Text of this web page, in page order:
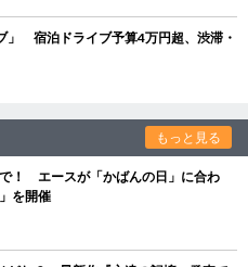
」 宿泊ドライブ予算4万円超、渋滞・
もっと見る
！ エースが「かばんの日」に合わ
を開催